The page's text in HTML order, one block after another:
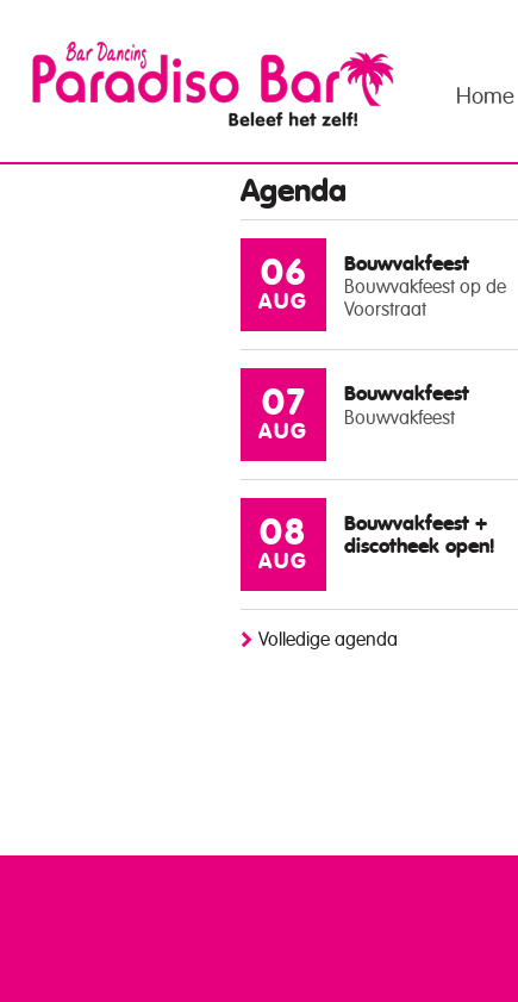
Home
Agenda
06
AUG
Bouwvakfeest
Bouwvakfeest op de
Voorstraat
07
AUG
Bouwvakfeest
Bouwvakfeest
08
AUG
Bouwvakfeest +
discotheek open!
Volledige agenda